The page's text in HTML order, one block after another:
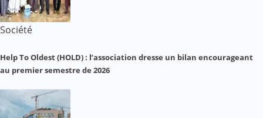
Société
Help To Oldest (HOLD) : l’association dresse un bilan encourageant
au premier semestre de 2026